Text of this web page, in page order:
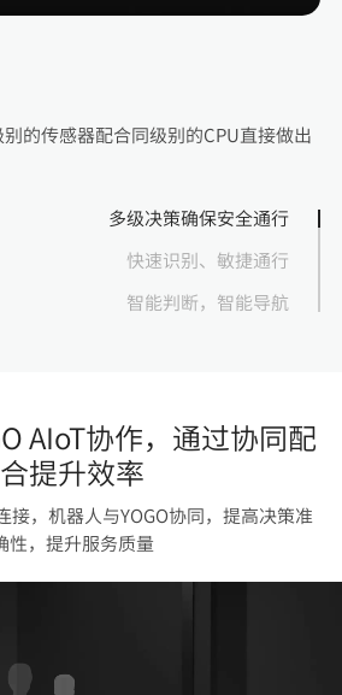
的传感器配合同级别的CPU直接做出
多级决策确保安全通行
快速识别、敏捷通行
智能判断，智能导航
AIoT协作，通过协同配
合提升效率
接，机器人与YOGO协同，提高决策准
性，提升服务质量